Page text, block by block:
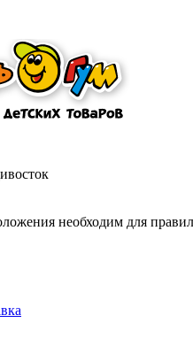
необходим для